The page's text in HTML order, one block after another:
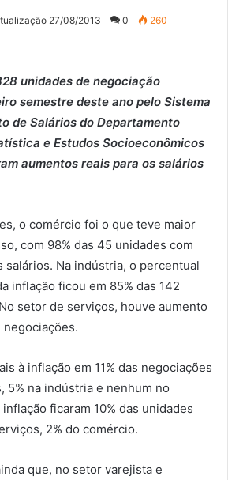
27/08/2013 0 260
unidades de negociação
semestre deste ano pelo Sistema
de Salários do Departamento
e Estudos Socioeconômicos
aumentos reais para os salários
o comércio foi o que teve maior
com 98% das 45 unidades com
salários. Na indústria, o percentual
inflação ficou em 85% das 142
setor de serviços, houve aumento
negociações.
à inflação em 11% das negociações
5% na indústria e nenhum no
ficaram 10% das unidades
2% do comércio.
que, no setor varejista e